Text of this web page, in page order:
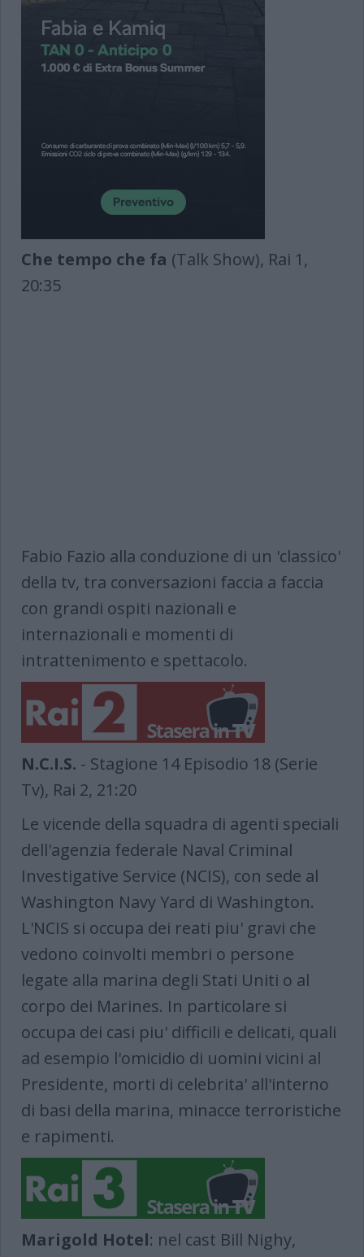
Che tempo che fa (Talk Show), Rai 1,
20:35
Fabio Fazio alla conduzione di un 'classico'
della tv, tra conversazioni faccia a faccia
con grandi ospiti nazionali e
internazionali e momenti di
intrattenimento e spettacolo.
N.C.I.S. - Stagione 14 Episodio 18 (Serie
Tv), Rai 2, 21:20
Le vicende della squadra di agenti speciali
dell'agenzia federale Naval Criminal
Investigative Service (NCIS), con sede al
Washington Navy Yard di Washington.
L'NCIS si occupa dei reati piu' gravi che
vedono coinvolti membri o persone
legate alla marina degli Stati Uniti o al
corpo dei Marines. In particolare si
occupa dei casi piu' difficili e delicati, quali
ad esempio l'omicidio di uomini vicini al
Presidente, morti di celebrita' all'interno
di basi della marina, minacce terroristiche
e rapimenti.
Marigold Hotel: nel cast Bill Nighy,